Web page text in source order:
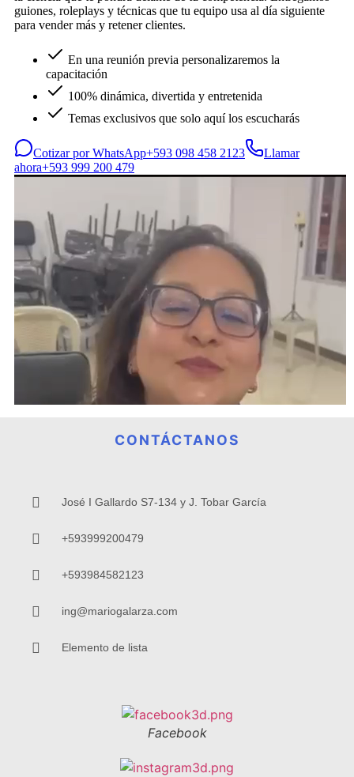
CONTÁCTANOS
José I Gallardo S7-134 y J. Tobar García
+593999200479
+593984582123
ing@mariogalarza.com
Elemento de lista
Facebook